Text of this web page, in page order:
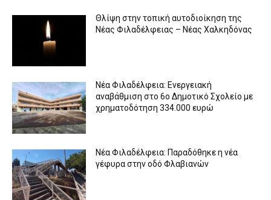
Θλίψη στην τοπική αυτοδιοίκηση της
Νέας Φιλαδέλφειας – Νέας Χαλκηδόνας
Νέα Φιλαδέλφεια: Ενεργειακή
αναβάθμιση στο 6ο Δημοτικό Σχολείο με
χρηματοδότηση 334.000 ευρώ
Νέα Φιλαδέλφεια: Παραδόθηκε η νέα
γέφυρα στην οδό Φλαβιανών